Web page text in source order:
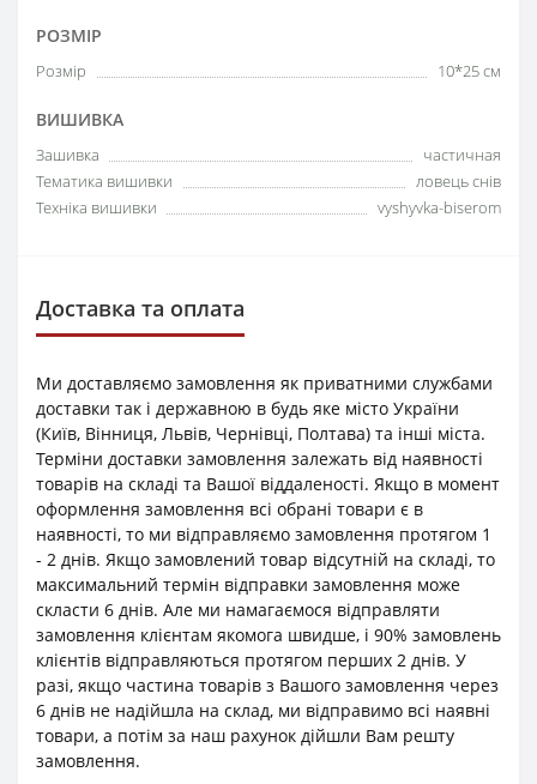
РОЗМІР
Розмір 10*25 см
ВИШИВКА
Зашивка
частичная
Тематика вишивки
ловець снів
Техніка вишивки
vyshyvka-biserom
Доставка та оплата
Ми доставляємо замовлення як приватними службами
доставки так і державною в будь яке місто України
(Київ, Вінниця, Львів, Чернівці, Полтава) та інші міста.
Терміни доставки замовлення залежать від наявності
товарів на складі та Вашої віддаленості. Якщо в момент
оформлення замовлення всі обрані товари є в
наявності, то ми відправляємо замовлення протягом 1
- 2 днів. Якщо замовлений товар відсутній на складі, то
максимальний термін відправки замовлення може
скласти 6 днів. Але ми намагаємося відправляти
замовлення клієнтам якомога швидше, і 90% замовлень
клієнтів відправляються протягом перших 2 днів. У
разі, якщо частина товарів з Вашого замовлення через
6 днів не надійшла на склад, ми відправимо всі наявні
товари, а потім за наш рахунок дійшли Вам решту
замовлення.